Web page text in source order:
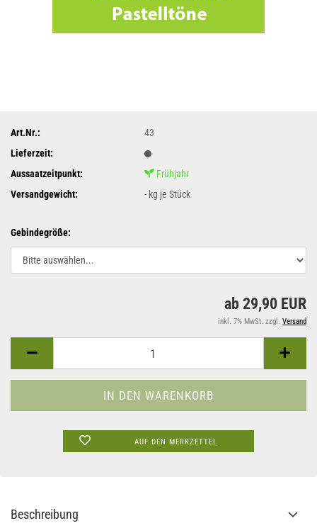
Art.Nr.:
43
Lieferzeit:
Aussaatzeitpunkt:
Frühjahr
Versandgewicht:
- kg je Stück
Gebindegröße:
ab 29,90 EUR
inkl. 7% MwSt. zzgl. Versand
AUF DEN MERKZETTEL
Beschreibung